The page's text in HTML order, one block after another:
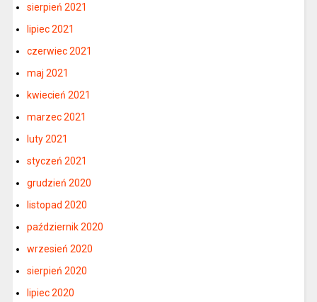
sierpień 2021
lipiec 2021
czerwiec 2021
maj 2021
kwiecień 2021
marzec 2021
luty 2021
styczeń 2021
grudzień 2020
listopad 2020
październik 2020
wrzesień 2020
sierpień 2020
lipiec 2020